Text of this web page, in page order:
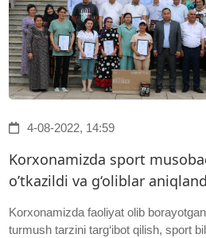
4-08-2022, 14:59
Korxonamizda sport
o’tkazildi va g‘oliblar
Korxonamizda faoliyat olib
turmush tarzini targ‘ibot qilish, sport